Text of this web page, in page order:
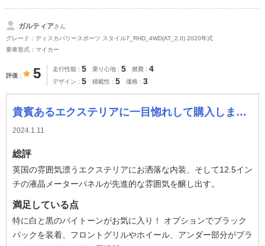
ガルティアさん
グレード：ディスカバリースポーツ スタイル7_RHD_4WD(AT_2.0) 2020年式
乗車形式：マイカー
評価 5 走行性能 5 乗り心地 5 燃費 4
デザイン 5 積載性 5 価格 3
貴賓あるエクステリアに一目惚れして購入しました。
2024.1.11
総評
英国の雰囲気漂うエクステリアにお洒落な内装、そして12.5イン
チの液晶メーターパネルが先進的な雰囲気を醸し出す。
満足している点
特に白と黒のバイトーンがお気に入り！ オプションでブラック
パックを装着、フロントグリルやホイール、アンダー部分がブラ